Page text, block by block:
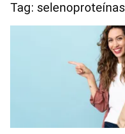
Tag: selenoproteínas